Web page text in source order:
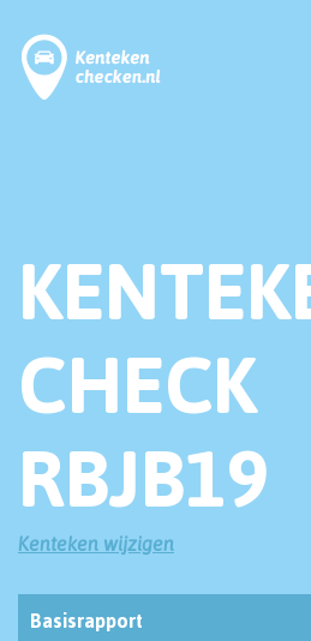
CHECK
RBJB19
Kenteken wijzigen
Basisrapport